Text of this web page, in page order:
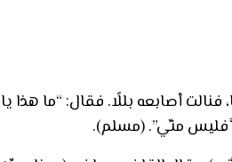
أصابعه بللًا. فقال: “ما هذا يا
فليس منِّي”. (مسلم).